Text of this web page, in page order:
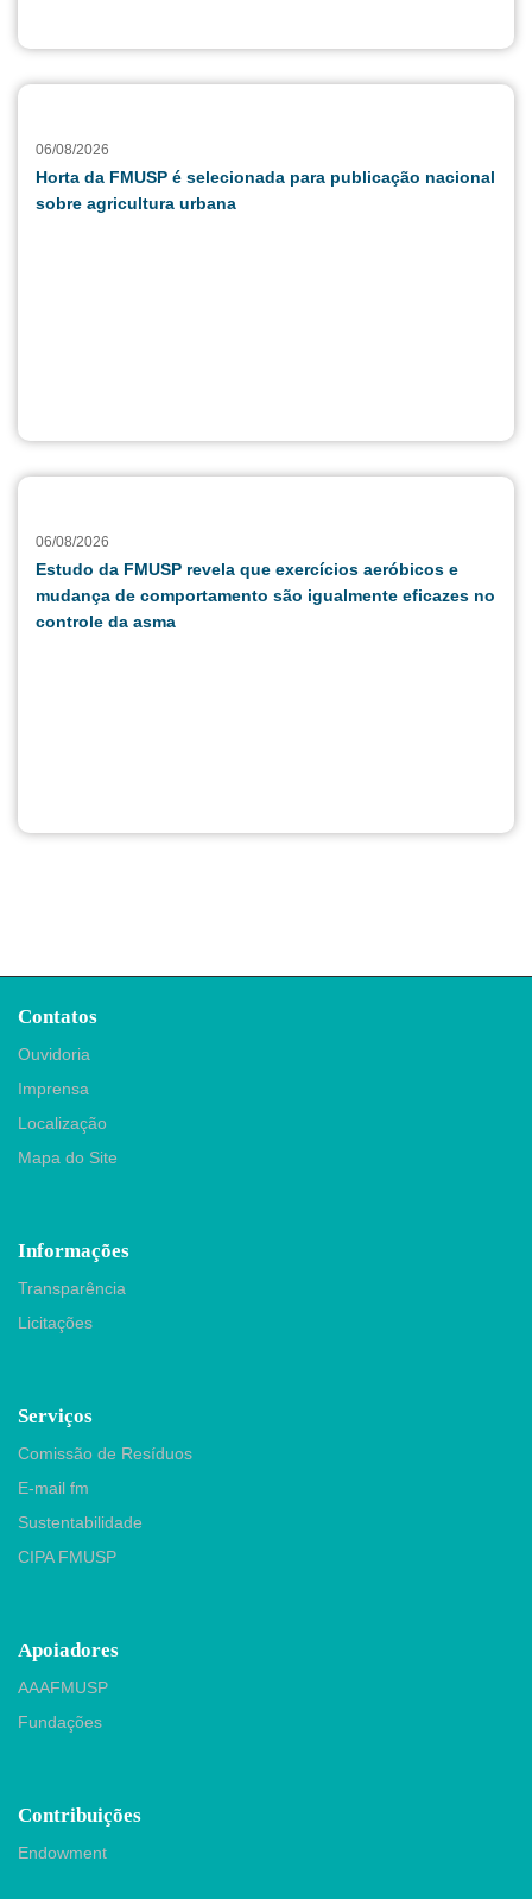
06/08/2026
Horta da FMUSP é selecionada para publicação nacional
sobre agricultura urbana
06/08/2026
Estudo da FMUSP revela que exercícios aeróbicos e
mudança de comportamento são igualmente eficazes no
controle da asma
Contatos
Ouvidoria
Imprensa
Localização
Mapa do Site
Informações
Transparência
Licitações
Serviços
Comissão de Resíduos
E-mail fm
Sustentabilidade
CIPA FMUSP
Apoiadores
AAAFMUSP
Fundações
Contribuições
Endowment